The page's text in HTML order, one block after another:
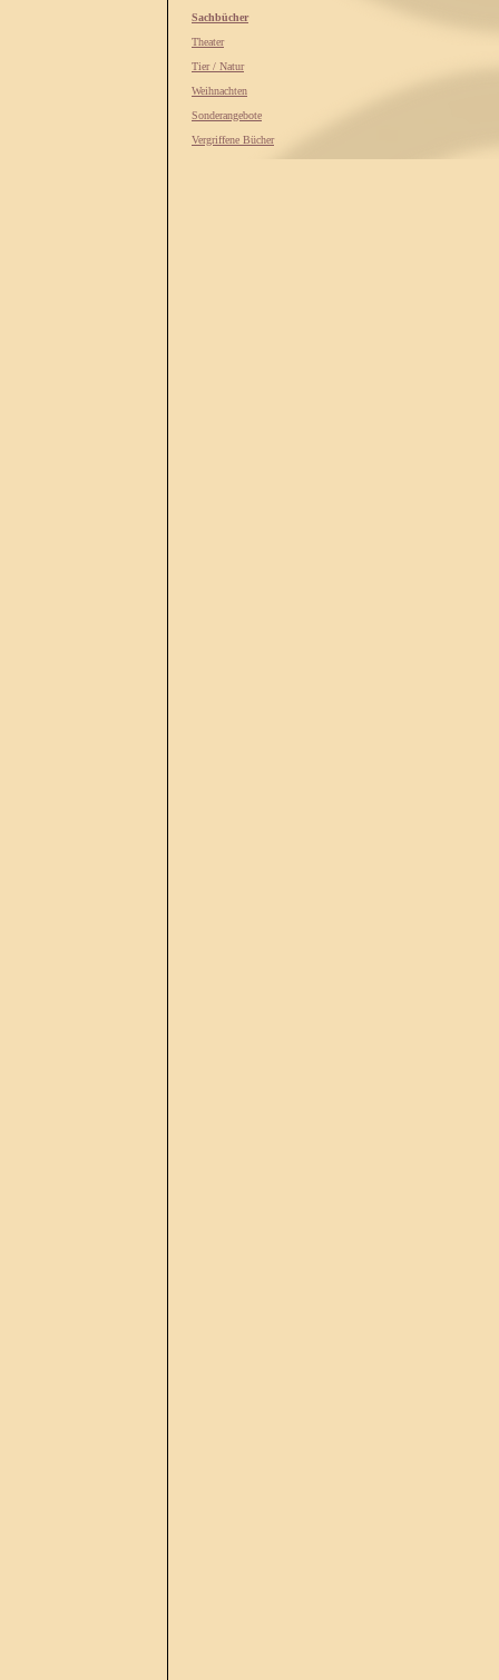
Sachbücher
Theater
Tier / Natur
Weihnachten
Sonderangebote
Vergriffene Bücher